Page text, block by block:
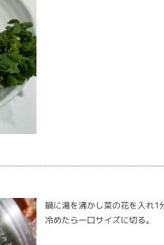
鍋に湯を沸かし菜の花を入れ1
冷めたら一口サイズに切る。